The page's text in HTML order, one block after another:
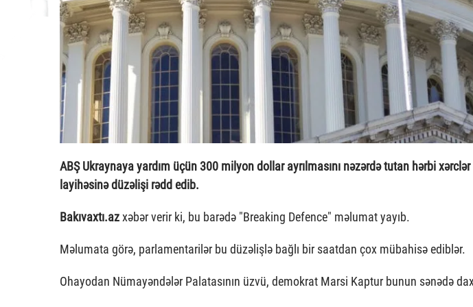
ABŞ Ukraynaya yardım üçün 300 milyon dollar ayrılmasını nəzərdə tutan hərbi
layihəsinə düzəlişi rədd edib.
Bakıvaxtı.azxəbər verir ki, bu barədə "Breaking Defence" məlumat yayıb.
Məlumata görə, parlamentarilər bu düzəlişlə bağlı bir saatdan çox mübahisə ediblər.
Ohayodan Nümayəndələr Palatasının üzvü, demokrat Marsi Kaptur bunun sənədə